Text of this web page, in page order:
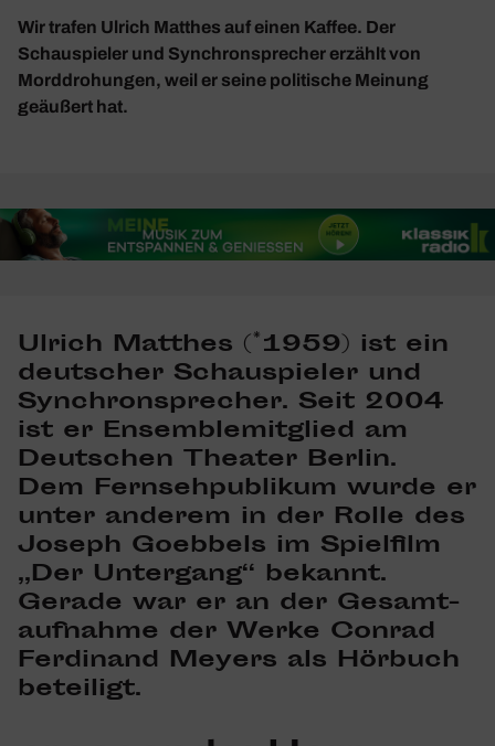
Wir trafen Ulrich Matthes auf einen Kaffee. Der
Schauspieler und Synchronsprecher erzählt von
Morddrohungen, weil er seine politische Meinung
geäußert hat.
Ulrich Matthes (*1959) ist ein
deut­scher Schau­spieler und
Synchron­spre­cher. Seit 2004
ist er Ensem­ble­mit­glied am
Deut­schen Theater Berlin.
Dem Fern­seh­pu­blikum wurde er
unter anderem in der Rolle des
Joseph Goeb­bels im Spiel­film
„Der Unter­gang“ bekannt.
Gerade war er an der ­Gesamt­
auf­nahme der Werke Conrad
Ferdi­nand Meyers als Hörbuch
betei­ligt.